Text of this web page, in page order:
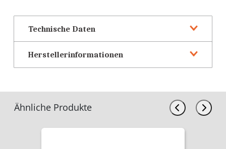
Technische Daten
Herstellerinformationen
Ähnliche Produkte